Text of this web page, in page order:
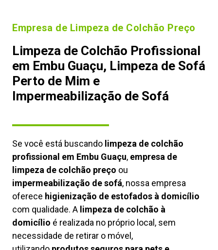
Empresa de Limpeza de Colchão Preço
Limpeza de Colchão Profissional
em Embu Guaçu, Limpeza de Sofá
Perto de Mim e
Impermeabilização de Sofá
Se você está buscando limpeza de colchão
profissional em Embu Guaçu, empresa de
limpeza de colchão preço ou
impermeabilização de sofá, nossa empresa
oferece higienização de estofados à domicílio
com qualidade. A limpeza de colchão à
domicílio é realizada no próprio local, sem
necessidade de retirar o móvel,